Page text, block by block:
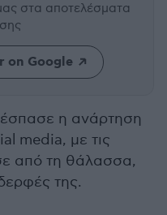
στα αποτελέσματα
on Google
η ανάρτηση
media, με τις
από τη θάλασσα,
της.